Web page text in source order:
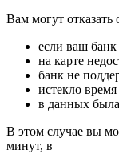
Вам могут отказать
если ваш
на карте
банк не
истекло
в данных
В этом случае вы
минут, в